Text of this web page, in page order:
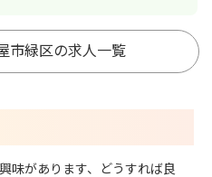
市緑区の求人一覧
味があります、どうすれば良